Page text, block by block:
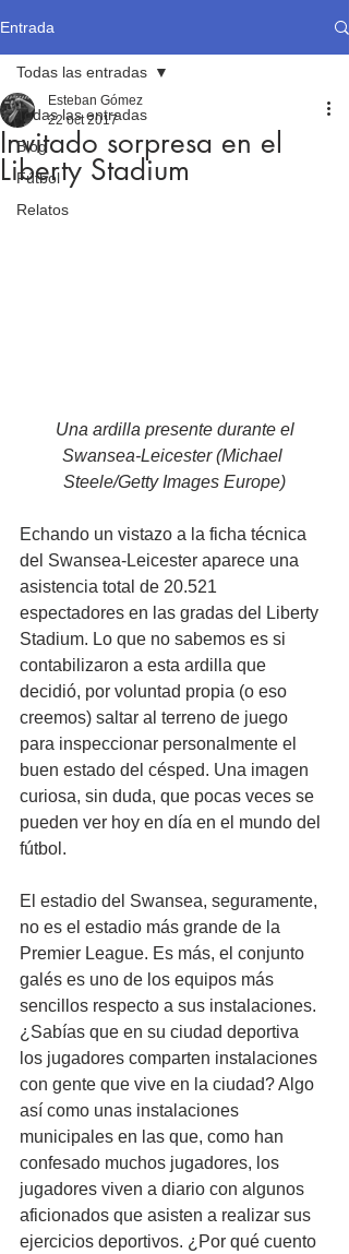
Entrada
Todas las entradas
Blog
Fútbol
Relatos
Todas las entradas
Invitado sorpresa en el
Liberty Stadium
Esteban Gómez
22 oct 2017
Swansea-Leicester (Michael
Steele/Getty Images Europe)
Echando un vistazo a la ficha técnica
del Swansea-Leicester aparece una
asistencia total de 20.521
espectadores en las gradas del Liberty
Stadium. Lo que no sabemos es si
contabilizaron a esta ardilla que
decidió, por voluntad propia (o eso
creemos) saltar al terreno de juego
para inspeccionar personalmente el
buen estado del césped. Una imagen
curiosa, sin duda, que pocas veces se
pueden ver hoy en día en el mundo del
fútbol.
El estadio del Swansea, seguramente,
no es el estadio más grande de la
Premier League. Es más, el conjunto
galés es uno de los equipos más
sencillos respecto a sus instalaciones.
¿Sabías que en su ciudad deportiva
los jugadores comparten instalaciones
con gente que vive en la ciudad? Algo
así como unas instalaciones
municipales en las que, como han
confesado muchos jugadores, los
jugadores viven a diario con algunos
aficionados que asisten a realizar sus
ejercicios deportivos. ¿Por qué cuento